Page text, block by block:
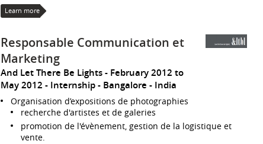
Learn more
Responsable Communication et
Marketing
And Let There Be Lights
February 2012 to
May 2012
Internship Bangalore India
Organisation d’expositions de photographies
recherche d'artistes et de galeries
promotion de l'évènement, gestion de la logistique et
vente.